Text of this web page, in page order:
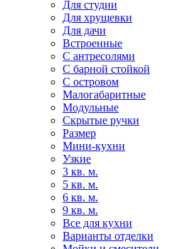
Для студии
Для хрущевки
Для дачи
Встроенные
С антресолями
С барной стойкой
С островом
Малогабаритные
Модульные
Скрытые ручки
Размер
Мини-кухни
Узкие
3 кв. м.
5 кв. м.
6 кв. м.
9 кв. м.
Все для кухни
Варианты отделки